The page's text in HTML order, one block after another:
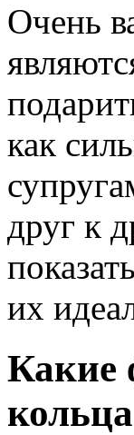
Очень
как
друг к
их
Какие